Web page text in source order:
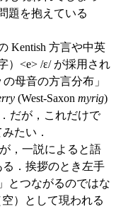
題を抱えている
Kentish 方言や中英
）<e> /ɛ/ が採用され
の母音の方言分布」
(West-Saxon myrig)
だが，これだけで
たい．
，一説によると語
．挨拶のとき左手
とつながるのではな
空）として現われる